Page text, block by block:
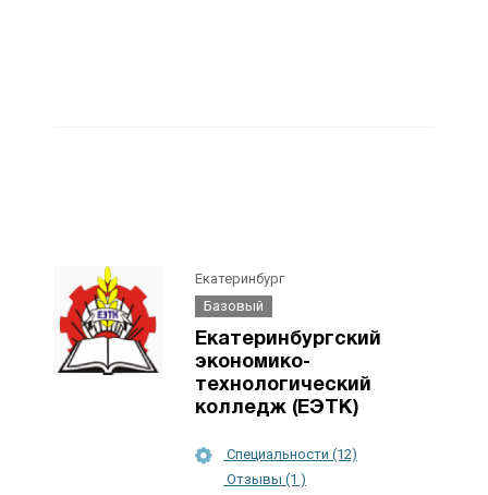
Екатеринбург
Базовый
Екатеринбургский
экономико-
технологический
колледж (ЕЭТК)
Специальности (12)
Отзывы (1 )